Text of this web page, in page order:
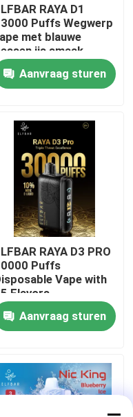
RAYA D1
Puffs Wegwerp
met blauwe
ijs smaak
Aanvraag sturen
RAYA D3 PRO
Puffs
Vape with
Flavors
Aanvraag sturen